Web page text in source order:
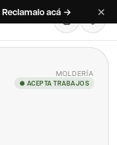
Reclamalo acá → ✕
MOLDERÍA
● ACEPTA TRABAJOS